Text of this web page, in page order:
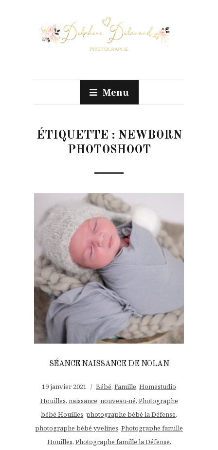
Menu
ÉTIQUETTE : NEWBORN
PHOTOSHOOT
SÉANCE NAISSANCE DE NOLAN
19 janvier 2021 Bébé, Famille, Homestudio
Houilles, naissance, nouveau-né, Photographe
bébé Houilles, photographe bébé la Défense,
photographe bébé yvelines, Photographe famille
Houilles, Photographe famille la Défense,